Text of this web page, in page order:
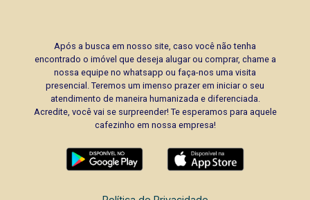
Após a busca em nosso site, caso você não tenha
encontrado o imóvel que deseja alugar ou comprar, chame a
nossa equipe no whatsapp ou faça-nos uma visita
presencial. Teremos um imenso prazer em iniciar o seu
atendimento de maneira humanizada e diferenciada.
Acredite, você vai se surpreender! Te esperamos para aquele
cafezinho em nossa empresa!